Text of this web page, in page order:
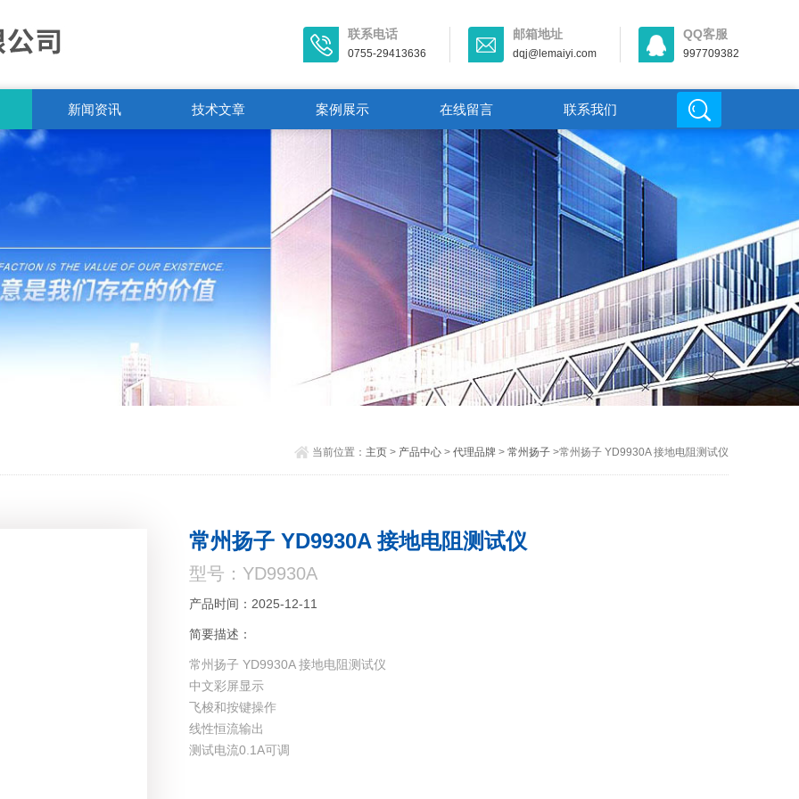
联系电话
0755-29413636
邮箱地址
dqj@lemaiyi.com
QQ客服
997709382
新闻资讯 技术文章 案例展示 在线留言 联系我们
当前位置： 主页> 产品中心> 代理品牌> 常州扬子>常州扬子 YD9930A 接地电阻测试仪
常州扬子 YD9930A 接地电阻测试仪
型号：YD9930A
产品时间：2025-12-11
简要描述：
常州扬子 YD9930A 接地电阻测试仪
中文彩屏显示
飞梭和按键操作
线性恒流输出
测试电流0.1A可调